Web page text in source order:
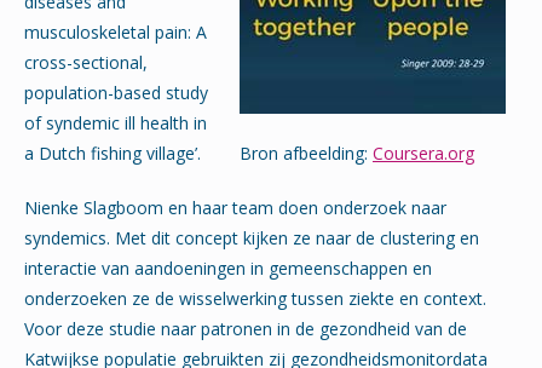
Bron afbeelding: Coursera.org
musculoskeletal pain: A
cross-sectional,
population-based study
of syndemic ill health in
a Dutch fishing village’.
Nienke Slagboom en haar team doen onderzoek naar
syndemics. Met dit concept kijken ze naar de clustering en
interactie van aandoeningen in gemeenschappen en
onderzoeken ze de wisselwerking tussen ziekte en context.
Voor deze studie naar patronen in de gezondheid van de
Katwijkse populatie gebruikten zij gezondheidsmonitordata